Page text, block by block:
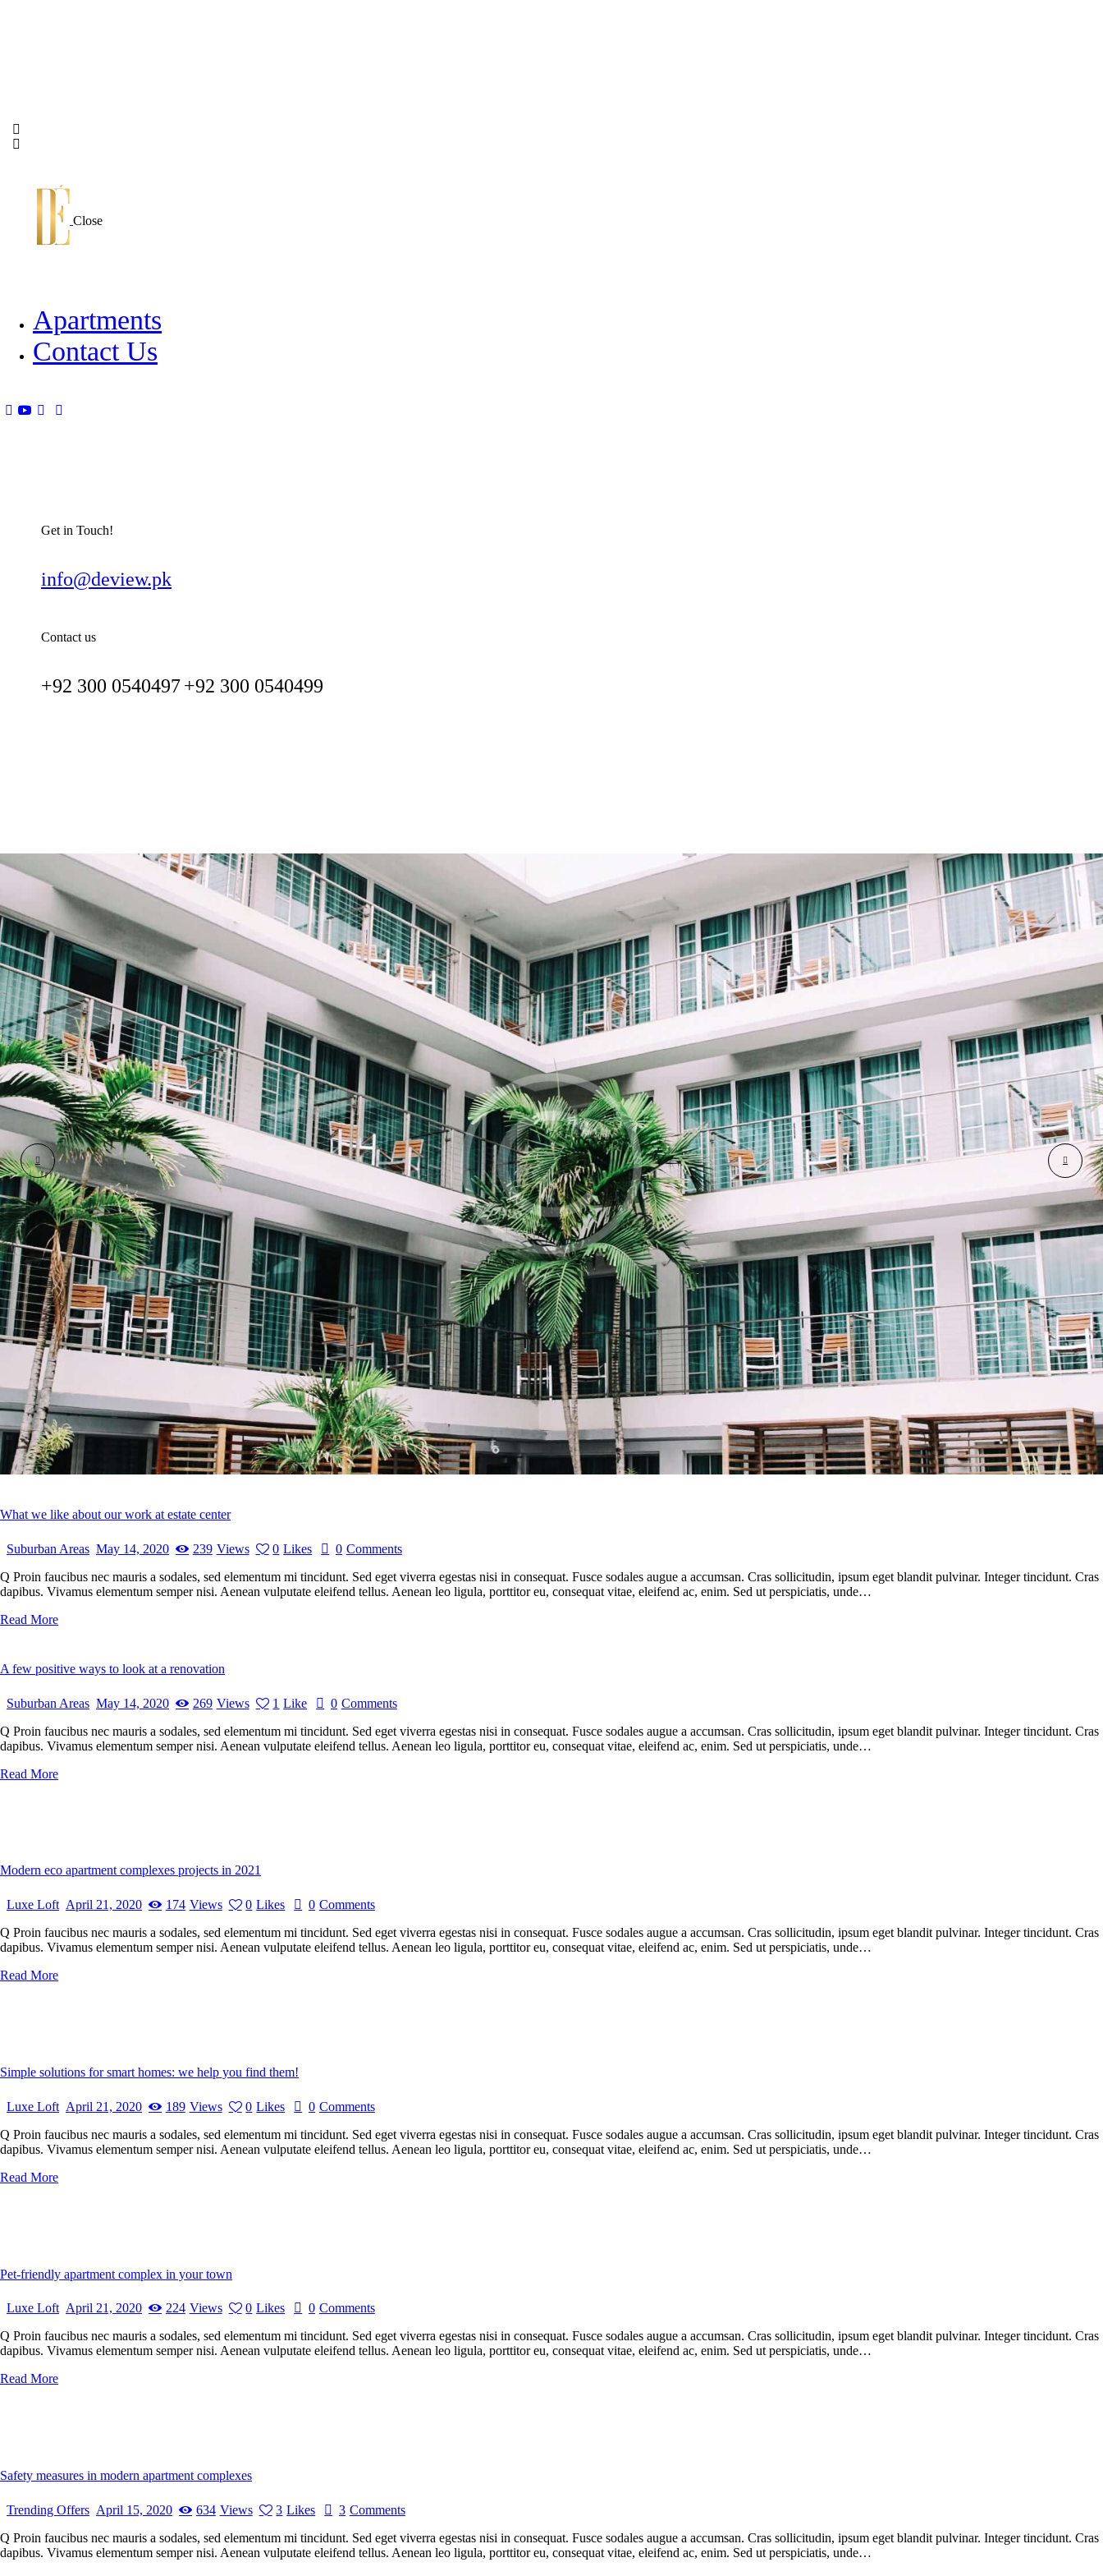
Close
Apartments
Contact Us
Get in Touch!
info@deview.pk
Contact us
+92 300 0540497+92 300 0540499
What we like about our work at estate center
Suburban Areas May 14, 2020 239 Views 0 Likes 0 Comments
Q Proin faucibus nec mauris a sodales, sed elementum mi tincidunt. Sed eget viverra egestas nisi in consequat. Fusce sodales augue a accumsan. Cras sollicitudin, ipsum eget blandit pulvinar. Integer tincidunt. Cras
dapibus. Vivamus elementum semper nisi. Aenean vulputate eleifend tellus. Aenean leo ligula, porttitor eu, consequat vitae, eleifend ac, enim. Sed ut perspiciatis, unde…
Read More
A few positive ways to look at a renovation
Suburban Areas May 14, 2020 269 Views 1 Like 0 Comments
Q Proin faucibus nec mauris a sodales, sed elementum mi tincidunt. Sed eget viverra egestas nisi in consequat. Fusce sodales augue a accumsan. Cras sollicitudin, ipsum eget blandit pulvinar. Integer tincidunt. Cras
dapibus. Vivamus elementum semper nisi. Aenean vulputate eleifend tellus. Aenean leo ligula, porttitor eu, consequat vitae, eleifend ac, enim. Sed ut perspiciatis, unde…
Read More
Modern eco apartment complexes projects in 2021
Luxe Loft April 21, 2020 174 Views 0 Likes 0 Comments
Q Proin faucibus nec mauris a sodales, sed elementum mi tincidunt. Sed eget viverra egestas nisi in consequat. Fusce sodales augue a accumsan. Cras sollicitudin, ipsum eget blandit pulvinar. Integer tincidunt. Cras
dapibus. Vivamus elementum semper nisi. Aenean vulputate eleifend tellus. Aenean leo ligula, porttitor eu, consequat vitae, eleifend ac, enim. Sed ut perspiciatis, unde…
Read More
Simple solutions for smart homes: we help you find them!
Luxe Loft April 21, 2020 189 Views 0 Likes 0 Comments
Q Proin faucibus nec mauris a sodales, sed elementum mi tincidunt. Sed eget viverra egestas nisi in consequat. Fusce sodales augue a accumsan. Cras sollicitudin, ipsum eget blandit pulvinar. Integer tincidunt. Cras
dapibus. Vivamus elementum semper nisi. Aenean vulputate eleifend tellus. Aenean leo ligula, porttitor eu, consequat vitae, eleifend ac, enim. Sed ut perspiciatis, unde…
Read More
Pet-friendly apartment complex in your town
Luxe Loft April 21, 2020 224 Views 0 Likes 0 Comments
Q Proin faucibus nec mauris a sodales, sed elementum mi tincidunt. Sed eget viverra egestas nisi in consequat. Fusce sodales augue a accumsan. Cras sollicitudin, ipsum eget blandit pulvinar. Integer tincidunt. Cras
dapibus. Vivamus elementum semper nisi. Aenean vulputate eleifend tellus. Aenean leo ligula, porttitor eu, consequat vitae, eleifend ac, enim. Sed ut perspiciatis, unde…
Read More
Safety measures in modern apartment complexes
Trending Offers April 15, 2020 634 Views 3 Likes 3 Comments
Q Proin faucibus nec mauris a sodales, sed elementum mi tincidunt. Sed eget viverra egestas nisi in consequat. Fusce sodales augue a accumsan. Cras sollicitudin, ipsum eget blandit pulvinar. Integer tincidunt. Cras
dapibus. Vivamus elementum semper nisi. Aenean vulputate eleifend tellus. Aenean leo ligula, porttitor eu, consequat vitae, eleifend ac, enim. Sed ut perspiciatis, unde…